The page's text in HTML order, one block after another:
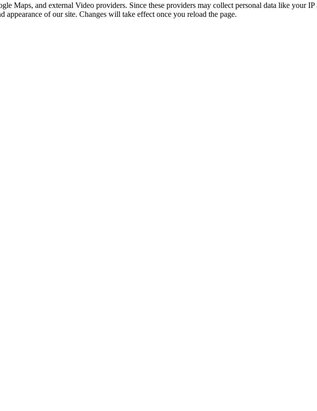
Maps, and external Video providers. Since these providers may collect personal data like your
of our site. Changes will take effect once you reload the page.